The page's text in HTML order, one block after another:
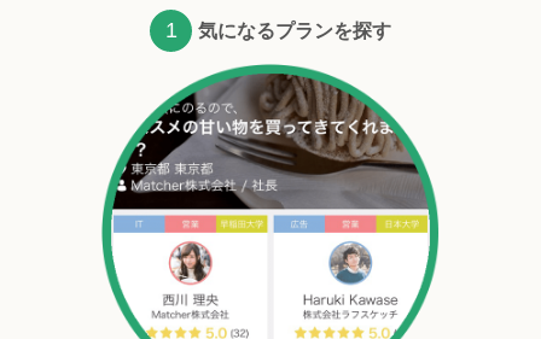
1 気になるプランを探す